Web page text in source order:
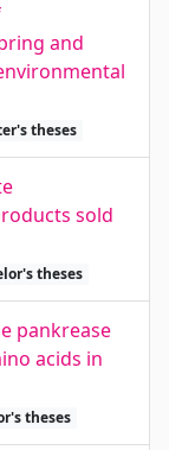
and
theses
sold
theses
pankrease
acids in
theses